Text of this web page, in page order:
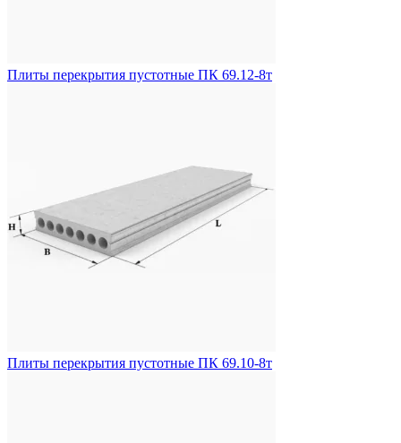
Плиты перекрытия пустотные ПК 69.12-8т
Плиты перекрытия пустотные ПК 69.10-8т